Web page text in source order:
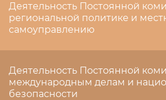
Деятельность Постоянной
региональной политике и
самоуправлению
Деятельность Постоянной
международным делам и
безопасности